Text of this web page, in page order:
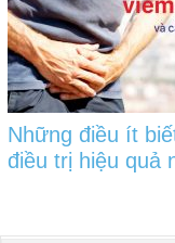
Những điều ít
điều trị hiệu quả